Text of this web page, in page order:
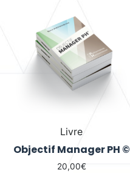
Livre
Objectif Manager PH ©
20,00€